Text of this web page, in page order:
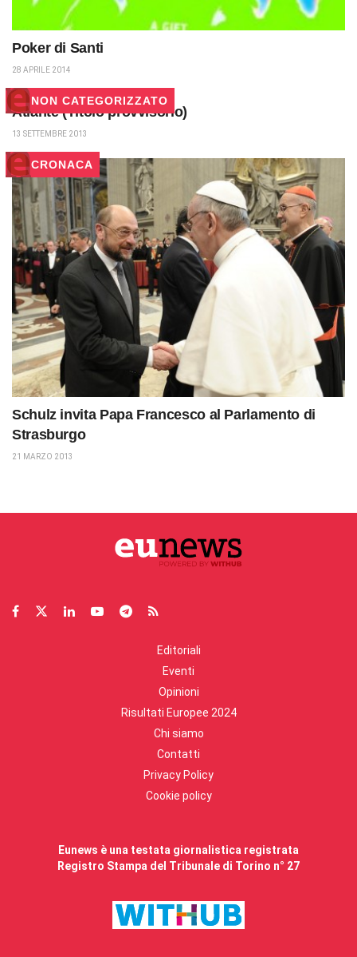
Poker di Santi
28 APRILE 2014
NON CATEGORIZZATO
Atlante (Titolo provvisorio)
13 SETTEMBRE 2013
CRONACA
Schulz invita Papa Francesco al Parlamento di
Strasburgo
21 MARZO 2013
Editoriali
Eventi
Opinioni
Risultati Europee 2024
Chi siamo
Contatti
Privacy Policy
Cookie policy
Eunews è una testata giornalistica registrata
Registro Stampa del Tribunale di Torino n° 27